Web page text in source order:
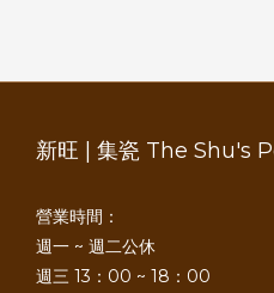
新旺 | 集瓷 The Shu's
營業時
週一 ~ 週二公休
週三 13：00 ~ 18：00